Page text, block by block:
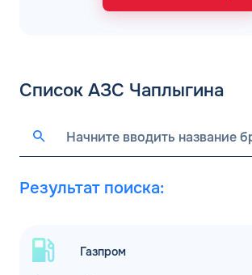
Список АЗС Чаплыгина
Результат поиска:
Газпром